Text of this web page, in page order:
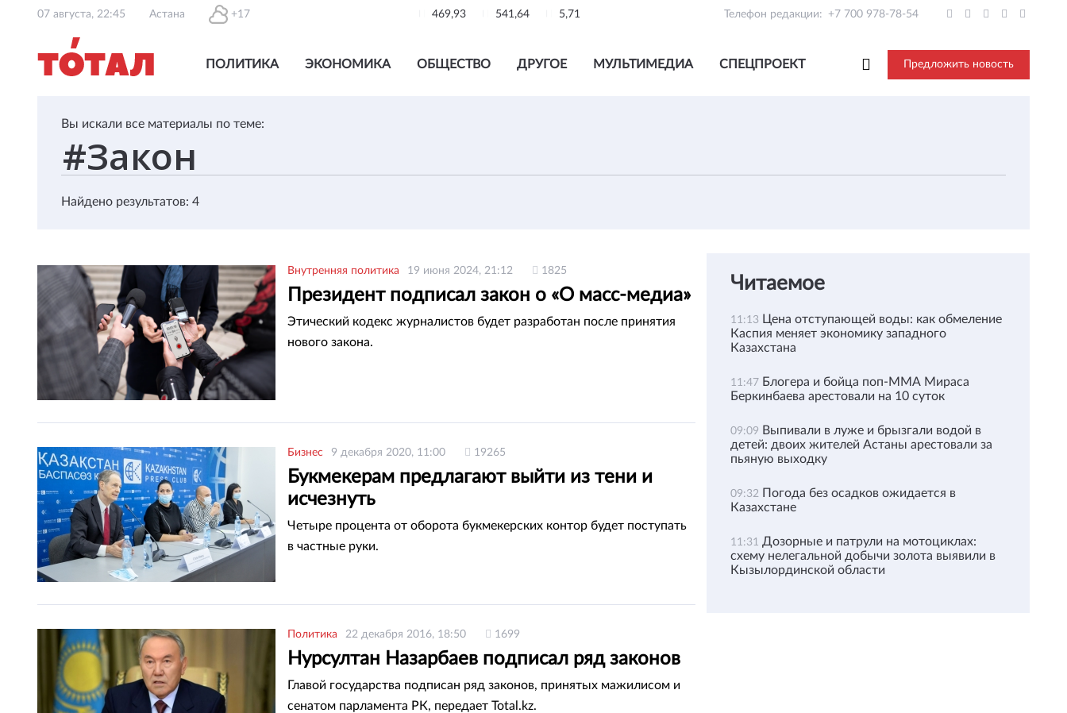
07 августа, 22:45 Астана +17 469,93 541,64 5,71 Телефон редакции: +7 700 978-78-54
ПОЛИТИКА ЭКОНОМИКА ОБЩЕСТВО ДРУГОЕ МУЛЬТИМЕДИА СПЕЦПРОЕКТ Предложить новость
Вы искали все материалы по теме:
Найдено результатов: 4
Внутренняя политика 19 июня 2024, 21:12 1825
Президент подписал закон о «О масс-медиа»
Этический кодекс журналистов будет разработан после принятия
нового закона.
Бизнес 9 декабря 2020, 11:00 19265
Букмекерам предлагают выйти из тени и
исчезнуть
Четыре процента от оборота букмекерских контор будет поступать
в частные руки.
Политика 22 декабря 2016, 18:50 1699
Нурсултан Назарбаев подписал ряд законов
Главой государства подписан ряд законов, принятых мажилисом и
сенатом парламента РК, передает Total.kz.
Читаемое
11:13 Цена отступающей воды: как обмеление
Каспия меняет экономику западного
Казахстана
11:47 Блогера и бойца поп-ММА Мираса
Беркинбаева арестовали на 10 суток
09:09 Выпивали в луже и брызгали водой в
детей: двоих жителей Астаны арестовали за
пьяную выходку
09:32 Погода без осадков ожидается в
Казахстане
11:31 Дозорные и патрули на мотоциклах:
схему нелегальной добычи золота выявили в
Кызылординской области